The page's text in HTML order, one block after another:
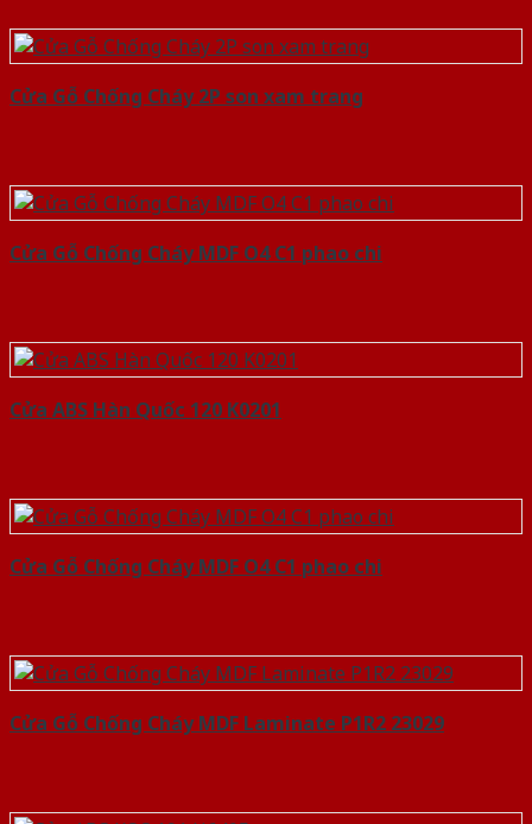
Cửa Gỗ Chống Cháy 2P son xam trang
Cửa Gỗ Chống Cháy MDF O4 C1 phao chi
Cửa ABS Hàn Quốc 120 K0201
Cửa Gỗ Chống Cháy MDF O4 C1 phao chi
Cửa Gỗ Chống Cháy MDF Laminate P1R2 23029